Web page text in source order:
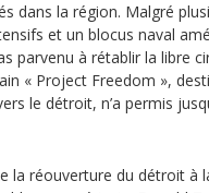
dans la région. Malgré
et un blocus naval
parvenu à rétablir la libre
« Project Freedom »,
le détroit, n’a permis
la réouverture du détroit à